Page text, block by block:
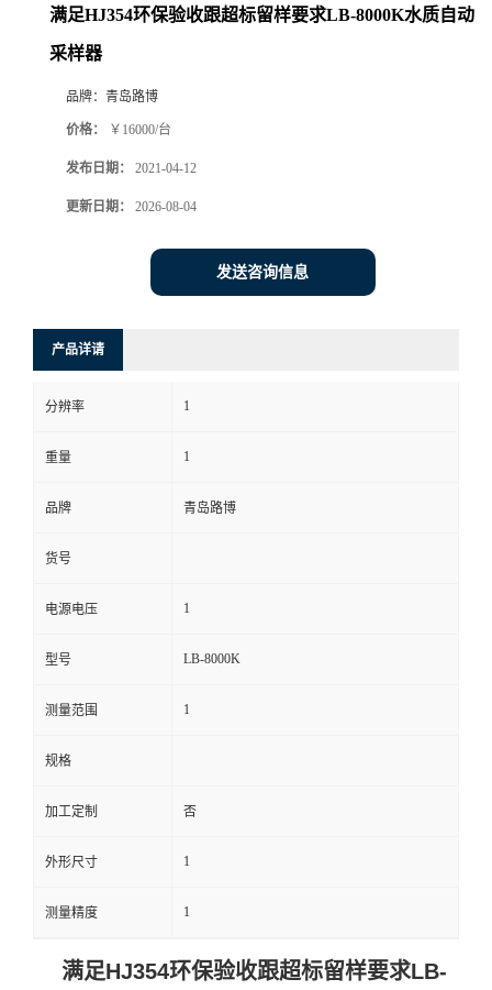
厅
系
方
式
满足HJ354环保验收跟超标留样要求LB-8000K水质自动
采样器
品牌： 青岛路博
价格： ￥16000/台
发布日期： 2021-04-12
更新日期： 2026-08-04
发送咨询信息
产品详请
分辨率 1
重量 1
品牌 青岛路博
货号
电源电压 1
型号 LB-8000K
测量范围 1
规格
加工定制 否
外形尺寸 1
测量精度 1
满足HJ354环保验收跟超标留样要求LB-